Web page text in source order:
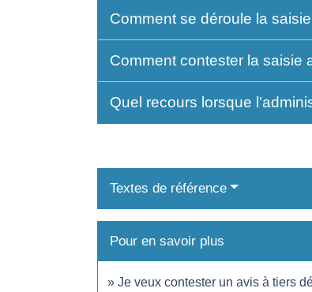
Comment se déroule la
Comment contester la saisie
Quel recours lorsque
Textes de référence
Pour en savoir plus
Je veux contester un avis à tiers